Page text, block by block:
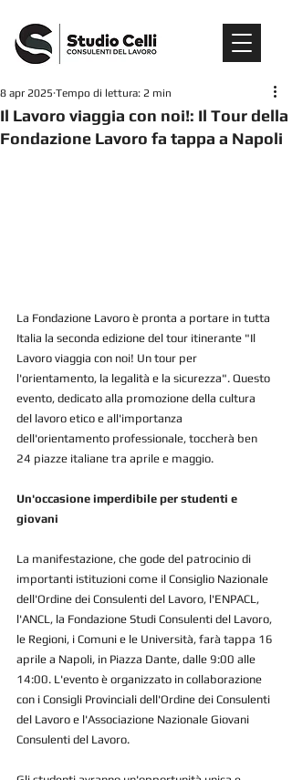
Il Lavoro viaggia con noi!: Il Tour della
Fondazione Lavoro fa tappa a Napoli
8 apr 2025 Tempo di lettura: 2 min
La Fondazione Lavoro è pronta a portare in tutta
Italia la seconda edizione del tour itinerante "Il
Lavoro viaggia con noi! Un tour per
l'orientamento, la legalità e la sicurezza". Questo
evento, dedicato alla promozione della cultura
del lavoro etico e all'importanza
dell'orientamento professionale, toccherà ben
24 piazze italiane tra aprile e maggio.
Un'occasione imperdibile per studenti e
giovani
La manifestazione, che gode del patrocinio di
importanti istituzioni come il Consiglio Nazionale
dell'Ordine dei Consulenti del Lavoro, l'ENPACL,
l'ANCL, la Fondazione Studi Consulenti del Lavoro,
le Regioni, i Comuni e le Università, farà tappa 16
aprile a Napoli, in Piazza Dante, dalle 9:00 alle
14:00. L'evento è organizzato in collaborazione
con i Consigli Provinciali dell'Ordine dei Consulenti
del Lavoro e l'Associazione Nazionale Giovani
Consulenti del Lavoro.